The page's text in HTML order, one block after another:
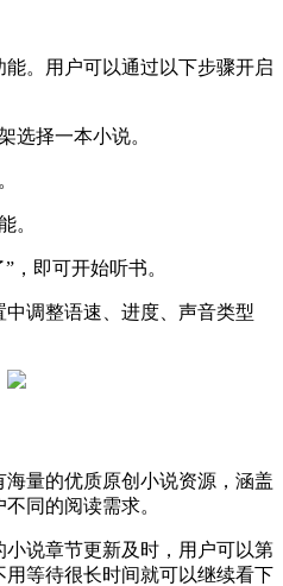
。用户可以通过以下步骤开启
选择一本小说。
。
，即可开始听书。
调整语速、进度、声音类型
量的优质原创小说资源，涵盖
同的阅读需求。
说章节更新及时，用户可以第
等待很长时间就可以继续看下